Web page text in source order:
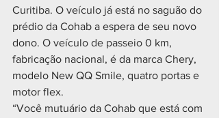
Curitiba. O veículo já está no saguão do
prédio da Cohab a espera de seu novo
dono. O veículo de passeio 0 km,
fabricação nacional, é da marca Chery,
modelo New QQ Smile, quatro portas e
motor flex.
“Você mutuário da Cohab que está com